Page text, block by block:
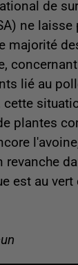
de
ne laisse
majorité
lié au
plantes
revanche
est au